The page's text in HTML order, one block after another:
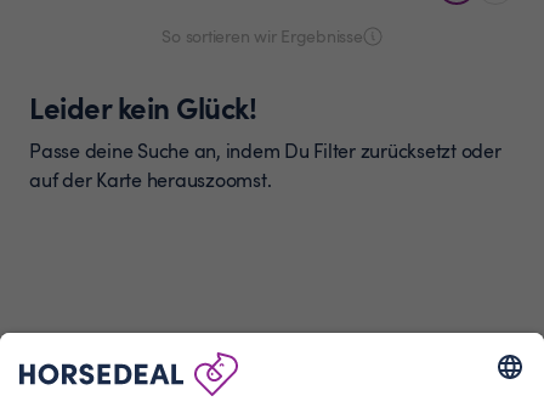
So sortieren wir Ergebnisse
Leider kein Glück!
Passe deine Suche an, indem Du Filter zurücksetzt oder
auf der Karte herauszoomst.